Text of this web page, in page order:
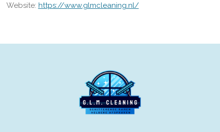
Website: https://www.glmcleaning.nl/